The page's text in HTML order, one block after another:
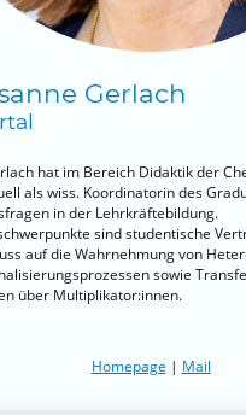
Gerlach
hat im Bereich Didaktik der
als wiss. Koordinatorin des
in der Lehrkräftebildung.
sind studentische
auf die Wahrnehmung von
sowie
über Multiplikator:innen.
Homepage | Mail